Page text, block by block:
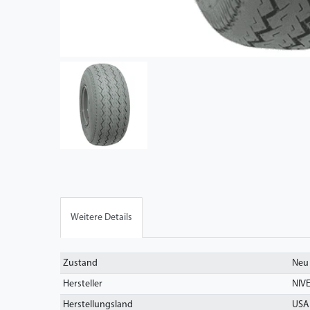
Weitere Details
Technisches
Merkmal
Wert
Zustand
Neu
Hersteller
Herstellungsland
USA